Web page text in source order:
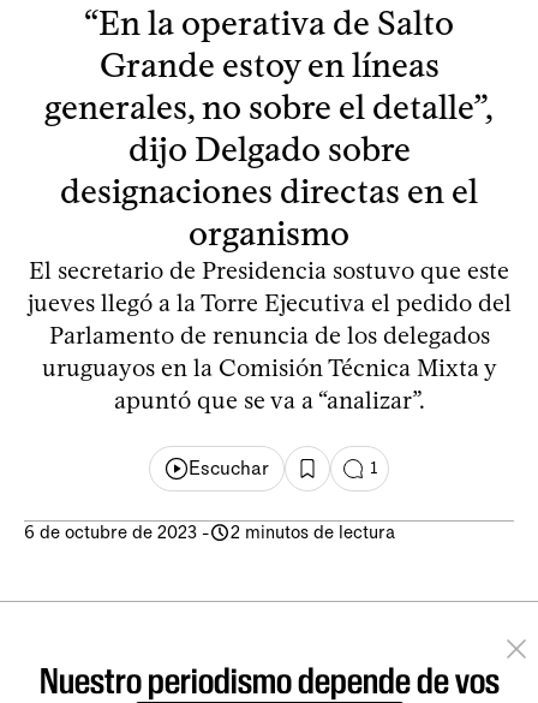
“En la operativa de Salto
Grande estoy en líneas
generales, no sobre el detalle”,
dijo Delgado sobre
designaciones directas en el
organismo
El secretario de Presidencia sostuvo que este
jueves llegó a la Torre Ejecutiva el pedido del
Parlamento de renuncia de los delegados
uruguayos en la Comisión Técnica Mixta y
apuntó que se va a “analizar”.
Escuchar 1
6 de octubre de 2023 - 2 minutos de lectura
Nuestro periodismo depende de vos